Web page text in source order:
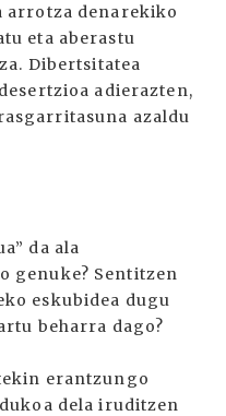
arrotza denarekiko
eta aberastu
Dibertsitatea
adierazten,
azaldu
da ala
genuke? Sentitzen
eskubidea dugu
beharra dago?
erantzungo
dela iruditzen